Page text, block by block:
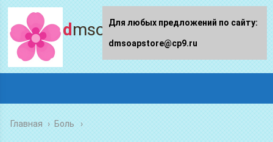
dmsoapstore.ru
Главная › Боль
Для любых предложений по сайту:
dmsoapstore@cp9.ru